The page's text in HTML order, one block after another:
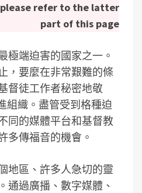
please refer to the latter
part of this page
極端迫害的國家之一。
，要麼在非常艱難的條
督徒工作者秘密地敬
組織。盡管受到格種迫
同的媒體平台和基督教
多傳福音的機會。
地區、許多人急切的靈
通過廣播、數字媒體、